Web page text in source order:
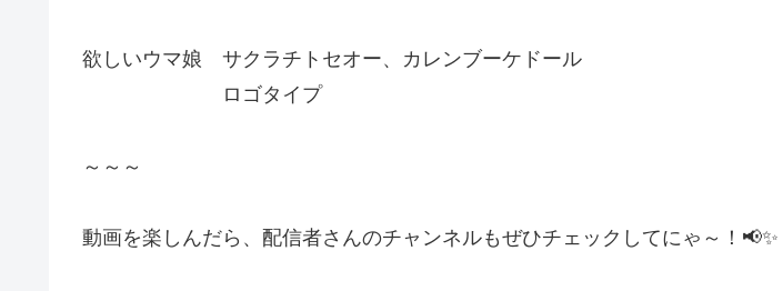
欲しいウマ娘 サクラチトセオー、カレンブーケドール
ロゴタイプ
～～～
動画を楽しんだら、配信者さんのチャンネルもぜひチェックしてにゃ～！📢✨